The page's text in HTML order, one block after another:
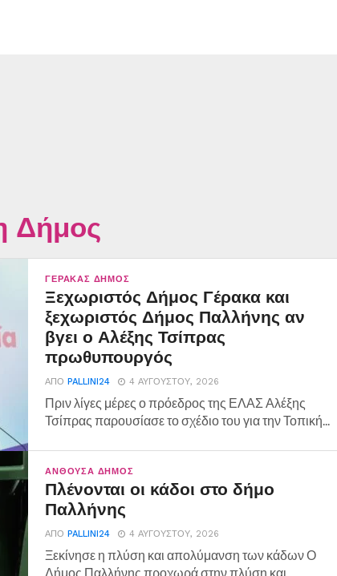
Δήμος
ΓΈΡΑΚΑΣ ΔΉΜΟΣ
Ξεχωριστός Δήμος Γέρακα και
ξεχωριστός Δήμος Παλλήνης αν
βγει ο Αλέξης Τσίπρας
πρωθυπουργός
ΑΠΌPALLINI24 4 ΑΥΓΟΎΣΤΟΥ, 2026
Πριν λίγες μέρες ο πρόεδρος της ΕΛΑΣ Αλέξης
Τσίπρας παρουσίασε το σχέδιο του για την Τοπική...
ΑΝΘΟΎΣΑ ΔΉΜΟΣ
Πλένονται οι κάδοι στο δήμο
Παλλήνης
ΑΠΌPALLINI24 4 ΑΥΓΟΎΣΤΟΥ, 2026
Ξεκίνησε η πλύση και απολύμανση των κάδων Ο
Δήμος Παλλήνης προχωρά στην πλύση και